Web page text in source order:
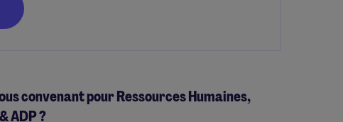
convenant pour Ressources Humaines,
ADP ?